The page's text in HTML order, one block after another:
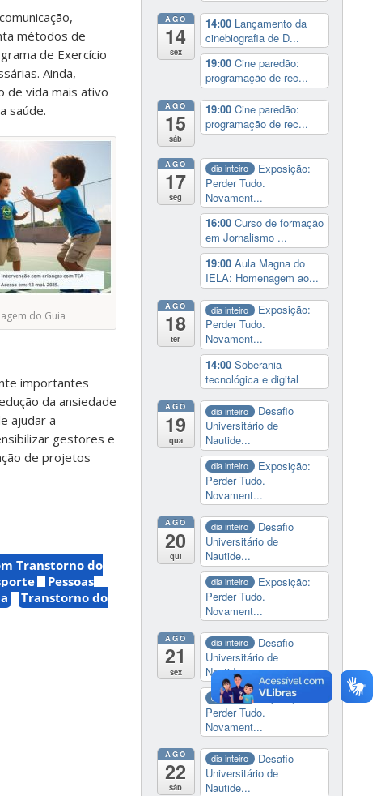
métodos de
de Exercício
Ainda,
de vida mais ativo
saúde.
do Guia
importantes
da ansiedade
ajudar a
gestores e
de projetos
Transtorno do
Pessoas
Transtorno do
AGO
14
sex
14:00 Lançamento da
cinebiografia de D...
19:00 Cine paredão:
programação de rec...
AGO
15
sáb
19:00 Cine paredão:
programação de rec...
AGO
17
seg
dia inteiro
Exposição:
Perder Tudo.
Novament...
16:00 Curso de formação
em Jornalismo ...
19:00 Aula Magna do
IELA: Homenagem ao...
AGO
18
ter
dia inteiro
Exposição:
Perder Tudo.
Novament...
14:00 Soberania
tecnológica e digital
AGO
19
qua
dia inteiro
Desafio
Universitário de
Nautide...
dia inteiro
Exposição:
Perder Tudo.
Novament...
AGO
20
qui
dia inteiro
Desafio
Universitário de
Nautide...
dia inteiro
Exposição:
Perder Tudo.
Novament...
AGO
21
sex
dia inteiro
Desafio
Universitário de
Nautide...
dia inteiro
Exposição:
Perder Tudo.
Novament...
AGO
22
sáb
dia inteiro
Desafio
Universitário de
Nautide...